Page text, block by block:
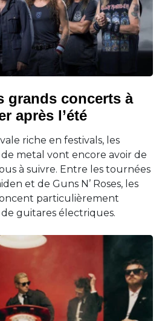
grands concerts à
après l’été
riche en festivals, les
metal vont encore avoir de
à suivre. Entre les tournées
et de Guns N’ Roses, les
particulièrement
guitares électriques.